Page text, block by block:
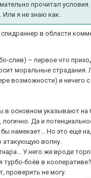
прочитал
Или я не знаю как.
в области
слив) – первое что
моральные
возможности) и ничего
в основном указывают на
Да и
бы намекает… Но это ещё
атакующую волну.
У него же вроде
турбо-боёв в
проверить не могу.